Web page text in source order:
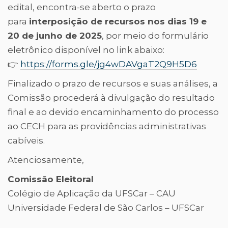
edital, encontra-se aberto o prazo
para interposição de recursos nos dias 19 e
20 de junho de 2025, por meio do formulário
eletrônico disponível no link abaixo:
👉 https://forms.gle/jg4wDAVgaT2Q9H5D6
Finalizado o prazo de recursos e suas análises, a
Comissão procederá à divulgação do resultado
final e ao devido encaminhamento do processo
ao CECH para as providências administrativas
cabíveis.
Atenciosamente,
Comissão Eleitoral
Colégio de Aplicação da UFSCar – CAU
Universidade Federal de São Carlos – UFSCar